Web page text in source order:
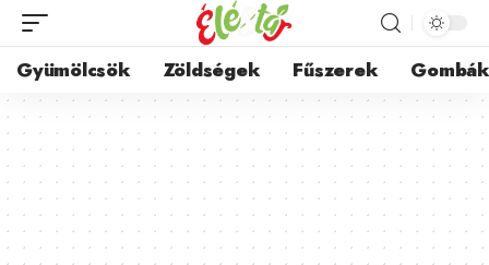
Gyümölcsök Zöldségek Fűszerek Gombák